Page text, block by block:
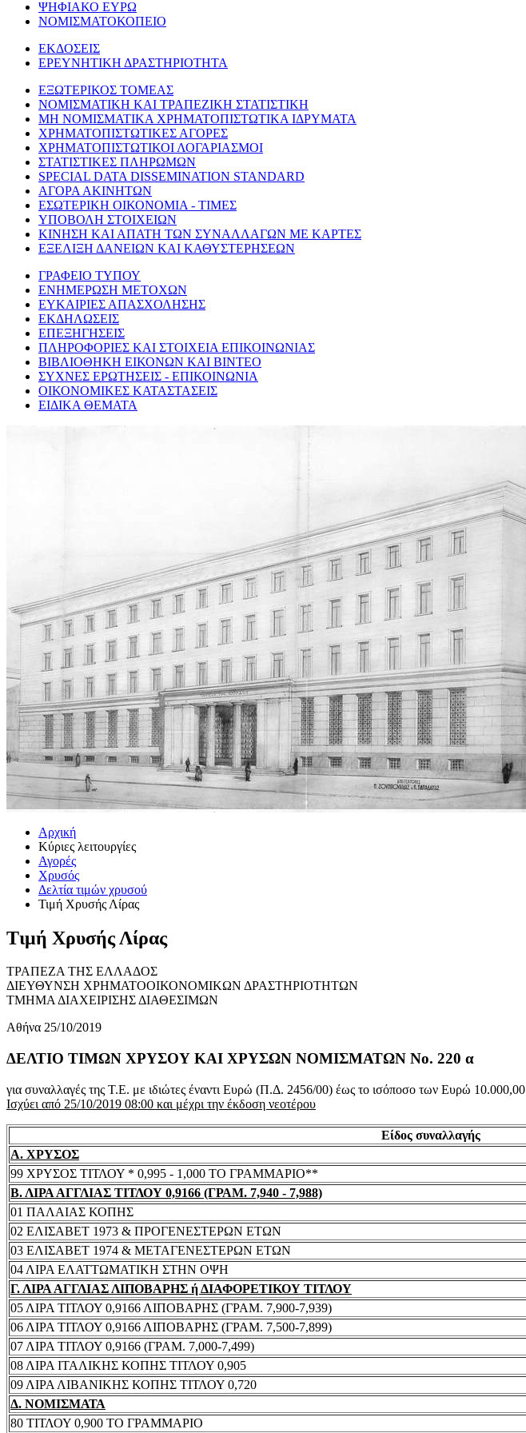
ΨΗΦΙΑΚΟ ΕΥΡΩ
ΝΟΜΙΣΜΑΤΟΚΟΠΕΙΟ
ΕΚΔΟΣΕΙΣ
ΕΡΕΥΝΗΤΙΚΗ ΔΡΑΣΤΗΡΙΟΤΗΤΑ
ΕΞΩΤΕΡΙΚΟΣ ΤΟΜΕΑΣ
ΝΟΜΙΣΜΑΤΙΚΗ ΚΑΙ ΤΡΑΠΕΖΙΚΗ ΣΤΑΤΙΣΤΙΚΗ
ΜΗ ΝΟΜΙΣΜΑΤΙΚΑ ΧΡΗΜΑΤΟΠΙΣΤΩΤΙΚΑ ΙΔΡΥΜΑΤΑ
ΧΡΗΜΑΤΟΠΙΣΤΩΤΙΚΕΣ ΑΓΟΡΕΣ
ΧΡΗΜΑΤΟΠΙΣΤΩΤΙΚΟΙ ΛΟΓΑΡΙΑΣΜΟΙ
ΣΤΑΤΙΣΤΙΚΕΣ ΠΛΗΡΩΜΩΝ
SPECIAL DATA DISSEMINATION STANDARD
ΑΓΟΡΑ ΑΚΙΝΗΤΩΝ
ΕΣΩΤΕΡΙΚΗ ΟΙΚΟΝΟΜΙΑ - ΤΙΜΕΣ
ΥΠΟΒΟΛΗ ΣΤΟΙΧΕΙΩΝ
ΚΙΝΗΣΗ ΚΑΙ ΑΠΑΤΗ ΤΩΝ ΣΥΝΑΛΛΑΓΩΝ ΜΕ ΚΑΡΤΕΣ
ΕΞΕΛΙΞΗ ΔΑΝΕΙΩΝ ΚΑΙ ΚΑΘΥΣΤΕΡΗΣΕΩΝ
ΓΡΑΦΕΙΟ ΤΥΠΟΥ
ΕΝΗΜΕΡΩΣΗ ΜΕΤΟΧΩΝ
ΕΥΚΑΙΡΙΕΣ ΑΠΑΣΧΟΛΗΣΗΣ
ΕΚΔΗΛΩΣΕΙΣ
ΕΠΕΞΗΓΗΣΕΙΣ
ΠΛΗΡΟΦΟΡΙΕΣ ΚΑΙ ΣΤΟΙΧΕΙΑ ΕΠΙΚΟΙΝΩΝΙΑΣ
ΒΙΒΛΙΟΘΗΚΗ ΕΙΚΟΝΩΝ ΚΑΙ ΒΙΝΤΕΟ
ΣΥΧΝΕΣ ΕΡΩΤΗΣΕΙΣ - ΕΠΙΚΟΙΝΩΝΙΑ
ΟΙΚΟΝΟΜΙΚΕΣ ΚΑΤΑΣΤΑΣΕΙΣ
ΕΙΔΙΚΑ ΘΕΜΑΤΑ
Αρχική
Κύριες λειτουργίες
Αγορές
Χρυσός
Δελτία τιμών χρυσού
Τιμή Χρυσής Λίρας
Τιμή Χρυσής Λίρας
ΤΡΑΠΕΖΑ ΤΗΣ ΕΛΛΑΔΟΣ
ΔΙΕΥΘΥΝΣΗ ΧΡΗΜΑΤΟΟΙΚΟΝΟΜΙΚΩΝ ΔΡΑΣΤΗΡΙΟΤΗΤΩΝ
ΤΜΗΜΑ ΔΙΑΧΕΙΡΙΣΗΣ ΔΙΑΘΕΣΙΜΩΝ
Αθήνα 25/10/2019
ΔΕΛΤΙΟ ΤΙΜΩΝ ΧΡΥΣΟΥ ΚΑΙ ΧΡΥΣΩΝ ΝΟΜΙΣΜΑΤΩΝ No. 220 α
για συναλλαγές της Τ.Ε. με ιδιώτες έναντι Ευρώ (Π.Δ. 2456/00) έως το ισόποσο των Ευρώ 10.000,00
Ισχύει από 25/10/2019 08:00 και μέχρι την έκδοση νεοτέρου
Είδος συναλλαγής
Α. ΧΡΥΣΟΣ
99 ΧΡΥΣΟΣ ΤΙΤΛΟΥ * 0,995 - 1,000 ΤΟ ΓΡΑΜΜΑΡΙΟ**
Β. ΛΙΡΑ ΑΓΓΛΙΑΣ ΤΙΤΛΟΥ 0,9166 (ΓΡΑΜ. 7,940 - 7,988)
01 ΠΑΛΑΙΑΣ ΚΟΠΗΣ
02 ΕΛΙΣΑΒΕΤ 1973 & ΠΡΟΓΕΝΕΣΤΕΡΩΝ ΕΤΩΝ
03 ΕΛΙΣΑΒΕΤ 1974 & ΜΕΤΑΓΕΝΕΣΤΕΡΩΝ ΕΤΩΝ
04 ΛΙΡΑ ΕΛΑΤΤΩΜΑΤΙΚΗ ΣΤΗΝ ΟΨΗ
Γ. ΛΙΡΑ ΑΓΓΛΙΑΣ ΛΙΠΟΒΑΡΗΣ ή ΔΙΑΦΟΡΕΤΙΚΟΥ ΤΙΤΛΟΥ
05 ΛΙΡΑ ΤΙΤΛΟΥ 0,9166 ΛΙΠΟΒΑΡΗΣ (ΓΡΑΜ. 7,900-7,939)
06 ΛΙΡΑ ΤΙΤΛΟΥ 0,9166 ΛΙΠΟΒΑΡΗΣ (ΓΡΑΜ. 7,500-7,899)
07 ΛΙΡΑ ΤΙΤΛΟΥ 0,9166 (ΓΡΑΜ. 7,000-7,499)
08 ΛΙΡΑ ΙΤΑΛΙΚΗΣ ΚΟΠΗΣ ΤΙΤΛΟΥ 0,905
09 ΛΙΡΑ ΛΙΒΑΝΙΚΗΣ ΚΟΠΗΣ ΤΙΤΛΟΥ 0,720
Δ. ΝΟΜΙΣΜΑΤΑ
80 ΤΙΤΛΟΥ 0,900 ΤΟ ΓΡΑΜΜΑΡΙΟ